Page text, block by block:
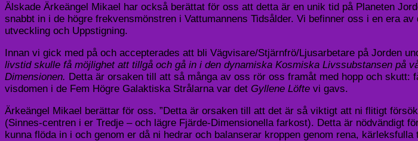
Älskade Ärkeängel Mikael har också berättat för oss att detta är en unik tid på Planeten
snabbt in i de högre frekvensmönstren i Vattumannens Tidsålder. Vi befinner oss i en era
utveckling och Uppstigning.
Innan vi gick med på och accepterades att bli Vägvisare/Stjärnfrö/Ljusarbetare på Jorden
livstid skulle få möjlighet att tillgå och gå in i den dynamiska Kosmiska Livssubstansen på
Dimensionen. Detta är orsaken till att så många av oss rör oss framåt med hopp och
visdomen i de Fem Högre Galaktiska Strålarna var det Gyllene Löfte vi gavs.
Ärkeängel Mikael berättar för oss. ”Detta är orsaken till att det är så viktigt att ni flitigt
(Sinnes-centren i er Tredje – och lägre Fjärde-Dimensionella farkost). Detta är nödvändigt
kunna flöda in i och genom er då ni hedrar och balanserar kroppen genom rena, kärleksfulla